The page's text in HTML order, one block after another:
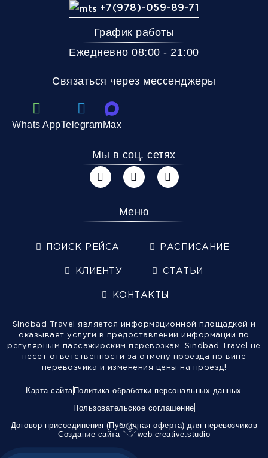
+7(978)-059-89-71
График работы
Ежедневно 08:00 - 21:00
Связаться через мессенджеры
Whats AppTelegramMax
Мы в соц. сетях
Меню
ПОИСК РЕЙСА РАСПИСАНИЕ
КЛИЕНТУ СТАТЬИ
КОНТАКТЫ
Sindbad Travel является информационной площадкой и
оказывает услуги в предоставлении информации по
регулярным пассажирским перевозкам. Sindbad Travel не
несет ответственности за отмену проезда по вине
перевозчика и изменения цены на проезд!
Карта сайта Политика обработки персональных данных
Пользовательское соглашение
Договор присоединения (Публичная оферта) для перевозчиков
Создание сайта
web-creative.studio